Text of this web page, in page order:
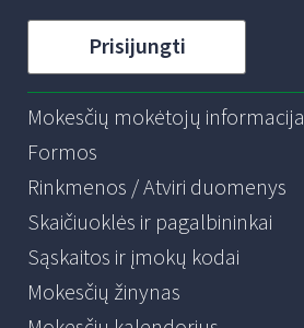
Prisijungti
Mokesčių mokėtojų informacija
Formos
Rinkmenos / Atviri duomenys
Skaičiuoklės ir pagalbininkai
Sąskaitos ir įmokų kodai
Mokesčių žinynas